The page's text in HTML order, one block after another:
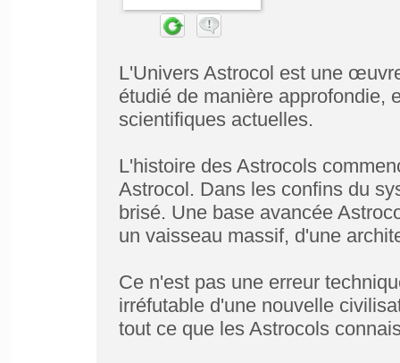
L'Univers Astrocol est une
étudié de manière approfondie,
scientifiques actuelles.
L'histoire des Astrocols
Astrocol. Dans les confins du
brisé. Une base avancée
un vaisseau massif, d'une
Ce n'est pas une erreur
irréfutable d'une nouvelle
tout ce que les Astrocols